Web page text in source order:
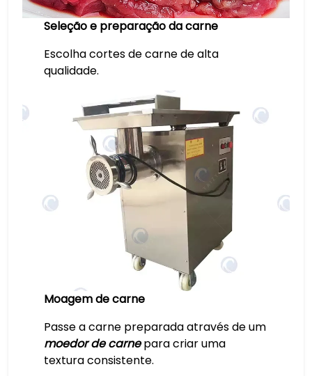
Seleção e preparação da carne
Escolha cortes de carne de alta
qualidade.
Moagem de carne
Passe a carne preparada através de um
moedor de carnepara criar uma
textura consistente.